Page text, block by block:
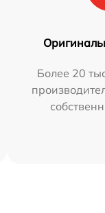
Более 20